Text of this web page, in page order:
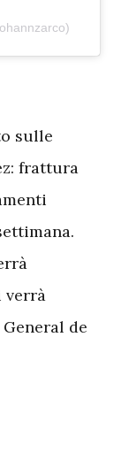
sulle
frattura
verrà
de